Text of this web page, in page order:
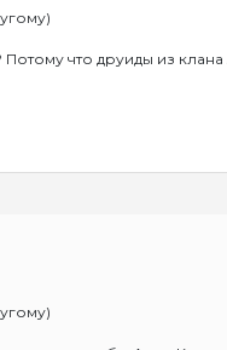
что друиды из